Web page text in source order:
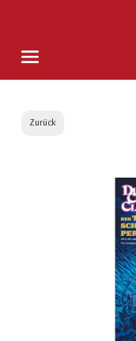
Zurück
Bildergalerie überspringen